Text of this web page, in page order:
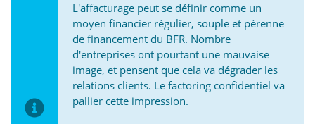
L'affacturage peut se définir comme un
moyen financier régulier, souple et pérenne
de financement du BFR. Nombre
d'entreprises ont pourtant une mauvaise
image, et pensent que cela va dégrader les
relations clients. Le factoring confidentiel va
pallier cette impression.